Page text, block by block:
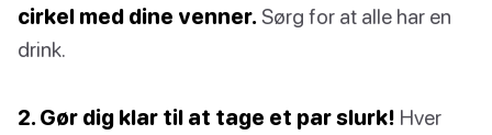
cirkel med dine venner. Sørg for at alle har en
drink.
2. Gør dig klar til at tage et par slurk! Hver